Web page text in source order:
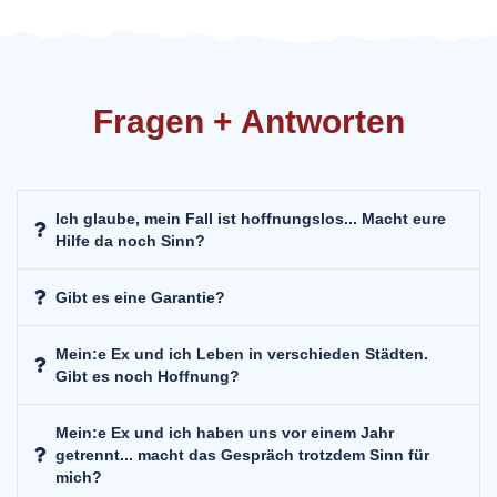
Fragen + Antworten
Ich glaube, mein Fall ist hoffnungslos... Macht eure
Hilfe da noch Sinn?
Gibt es eine Garantie?
Mein:e Ex und ich Leben in verschieden Städten.
Gibt es noch Hoffnung?
Mein:e Ex und ich haben uns vor einem Jahr
getrennt... macht das Gespräch trotzdem Sinn für
mich?